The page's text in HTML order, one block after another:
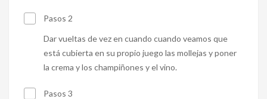
Pasos 2
Dar vueltas de vez en cuando cuando veamos que
está cubierta en su propio juego las mollejas y poner
la crema y los champiñones y el vino.
Pasos 3